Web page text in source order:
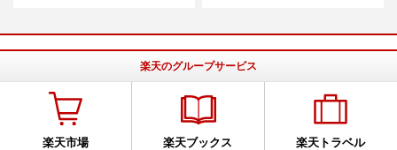
楽天のグループサービス
楽天市場 楽天ブックス 楽天トラベル